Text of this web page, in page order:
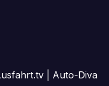
Auto-Diva